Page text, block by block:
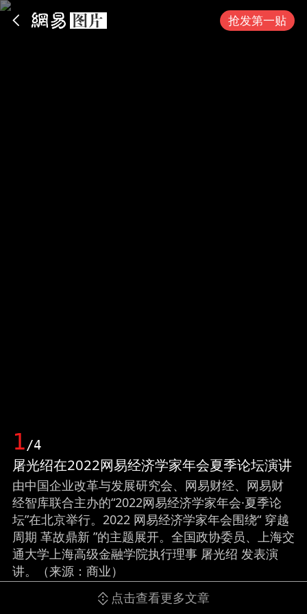
抢发第一贴
1/4
屠光绍在2022网易经济学家年会夏季论坛演讲
由中国企业改革与发展研究会、网易财经、网易财
经智库联合主办的“2022网易经济学家年会·夏季论
坛”在北京举行。2022 网易经济学家年会围绕“ 穿越
周期 革故鼎新 ”的主题展开。全国政协委员、上海交
通大学上海高级金融学院执行理事 屠光绍 发表演
讲。（来源：商业）
点击查看更多文章
App内打开